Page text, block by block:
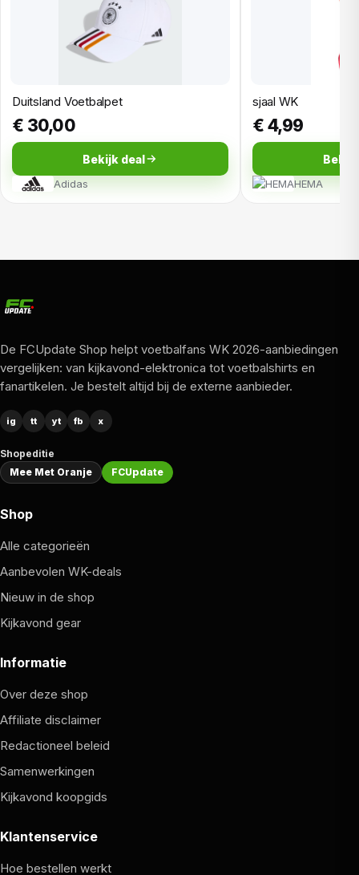
Duitsland Voetbalpet
€ 30,00
Bekijk deal
Adidas
sjaal WK
€ 4,99
HEMA
De FCUpdate Shop helpt voetbalfans WK 2026-aanbiedingen
vergelijken: van kijkavond-elektronica tot voetbalshirts en
fanartikelen. Je bestelt altijd bij de externe aanbieder.
ig tt yt fb x
Shopeditie
Mee Met Oranje
FCUpdate
Shop
Alle categorieën
Aanbevolen WK-deals
Nieuw in de shop
Kijkavond gear
Informatie
Over deze shop
Affiliate disclaimer
Redactioneel beleid
Samenwerkingen
Kijkavond koopgids
Klantenservice
Hoe bestellen werkt